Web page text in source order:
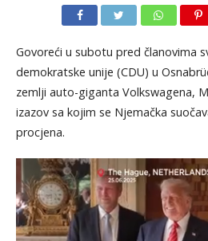
Govoreći u subotu pred članovima
demokratske unije (CDU) u
zemlji auto-giganta Volkswagena,
izazov sa kojim se Njemačka
procjena.